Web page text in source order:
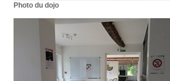
Photo du dojo